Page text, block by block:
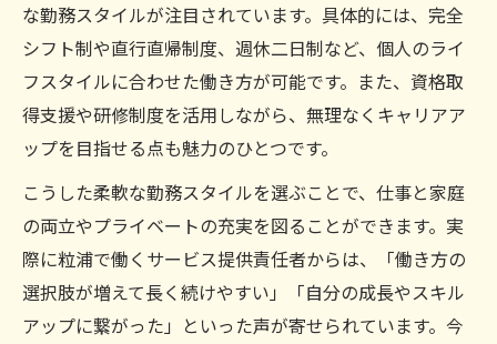
な勤務スタイルが注目されています。具体的には、完全
シフト制や直行直帰制度、週休二日制など、個人のライ
フスタイルに合わせた働き方が可能です。また、資格取
得支援や研修制度を活用しながら、無理なくキャリアア
ップを目指せる点も魅力のひとつです。
こうした柔軟な勤務スタイルを選ぶことで、仕事と家庭
の両立やプライベートの充実を図ることができます。実
際に粒浦で働くサービス提供責任者からは、「働き方の
選択肢が増えて長く続けやすい」「自分の成長やスキル
アップに繋がった」といった声が寄せられています。今